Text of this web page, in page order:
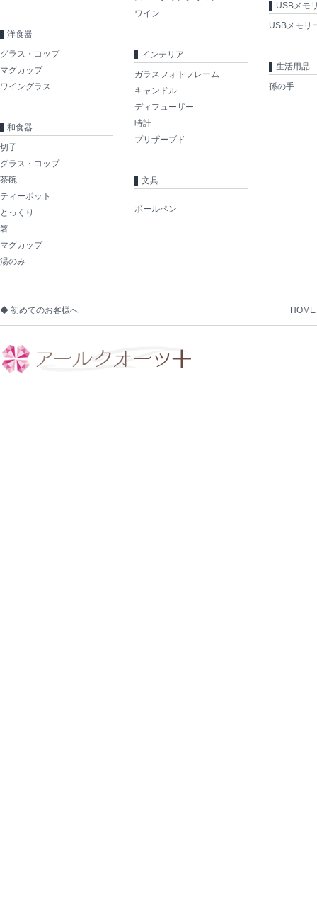
洋食器
グラス・コップ
マグカップ
ワイングラス
和食器
切子
グラス・コップ
茶碗
ティーポット
とっくり
箸
マグカップ
湯のみ
ワイン
インテリア
ガラスフォトフレーム
キャンドル
ディフューザー
時計
プリザーブド
文具
ボールペン
USBメモ
USBメモリ
生活用品
孫の手
◆ 初めてのお客様へ HOME